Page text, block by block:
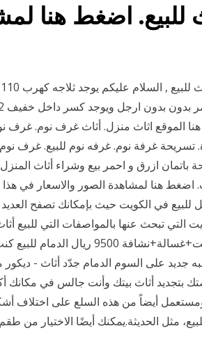
للبيع. اضغط هنا
باتمان ازرق و احمر بيع وشراء أثاث
اضغط هنا لمشاهدة الصور والاسعار في
للبيع في الكويت حيث بإمكانك تصفح
جديد على السوم الدمام جدّد أثاث -
بتجديد أثاث بيتك وأنت جالس في مكانك
أيضاً من هذه السلع على اختلاف